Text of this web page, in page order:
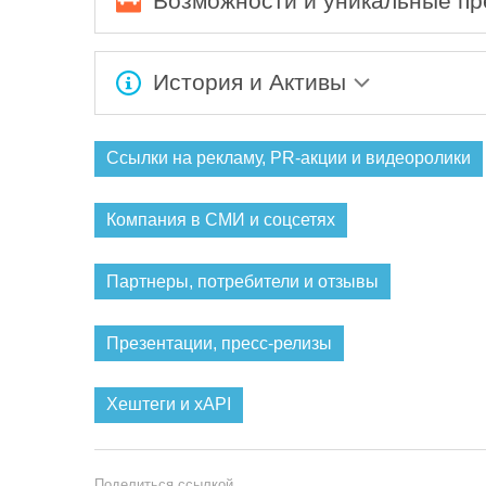
История и Активы
Ссылки на рекламу, PR-акции и видеоролики
Компания в СМИ и соцсетях
Партнеры, потребители и отзывы
Презентации, пресс-релизы
Хештеги и xAPI